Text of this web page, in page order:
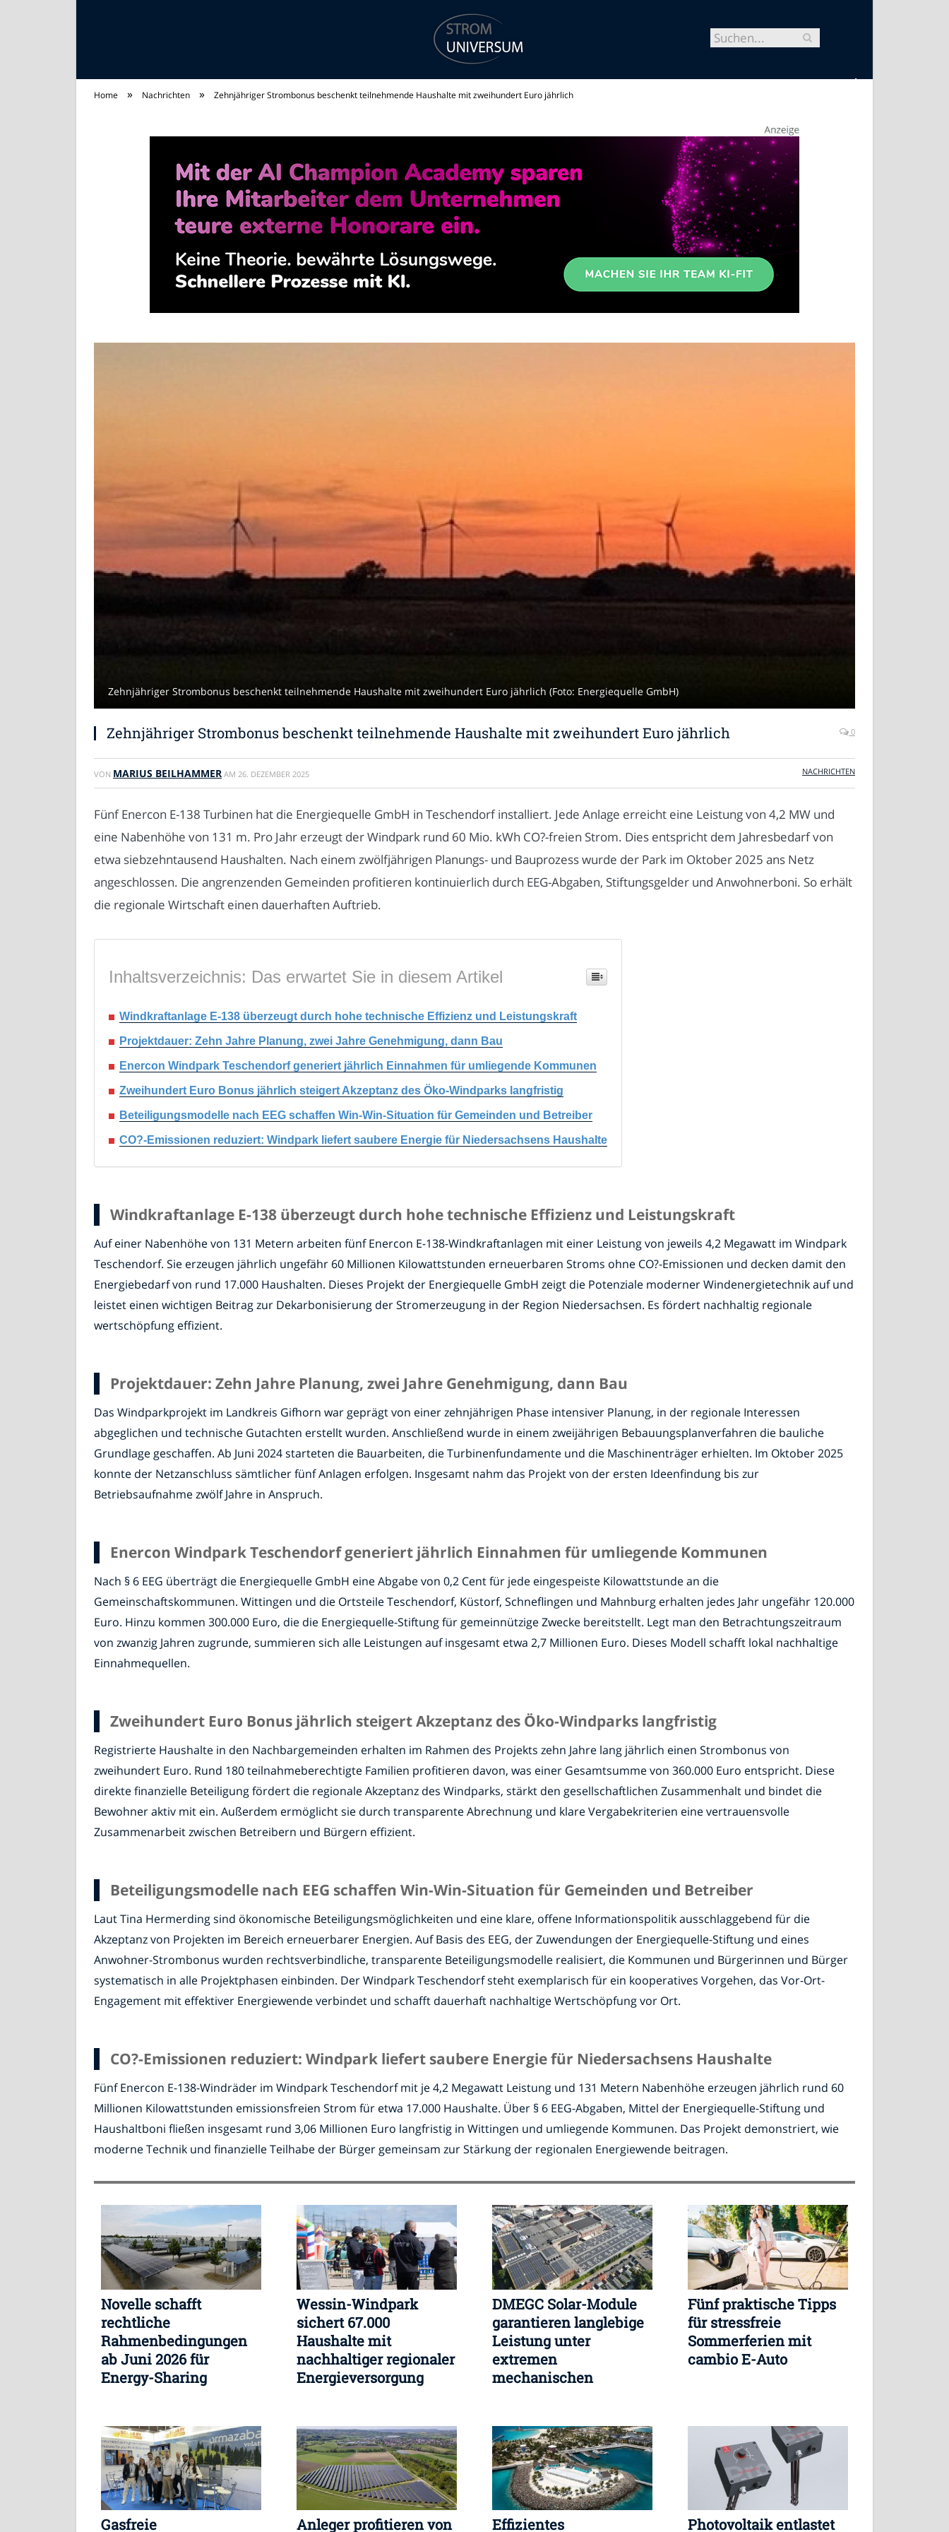
Home » Nachrichten » Zehnjähriger Strombonus beschenkt teilnehmende Haushalte mit zweihundert Euro jährlich
Zehnjähriger Strombonus beschenkt teilnehmende Haushalte mit zweihundert Euro jährlich (Foto: Energiequelle GmbH)
Zehnjähriger Strombonus beschenkt teilnehmende Haushalte mit zweihundert Euro jährlich 0
VON MARIUS BEILHAMMER AM 26. DEZEMBER 2025 NACHRICHTEN
Fünf Enercon E-138 Turbinen hat die Energiequelle GmbH in Teschendorf installiert. Jede Anlage erreicht eine Leistung von 4,2 MW und
eine Nabenhöhe von 131 m. Pro Jahr erzeugt der Windpark rund 60 Mio. kWh CO?-freien Strom. Dies entspricht dem Jahresbedarf von
etwa siebzehntausend Haushalten. Nach einem zwölfjährigen Planungs- und Bauprozess wurde der Park im Oktober 2025 ans Netz
angeschlossen. Die angrenzenden Gemeinden profitieren kontinuierlich durch EEG-Abgaben, Stiftungsgelder und Anwohnerboni. So erhält
die regionale Wirtschaft einen dauerhaften Auftrieb.
Inhaltsverzeichnis: Das erwartet Sie in diesem Artikel
Windkraftanlage E-138 überzeugt durch hohe technische Effizienz und Leistungskraft
Projektdauer: Zehn Jahre Planung, zwei Jahre Genehmigung, dann Bau
Enercon Windpark Teschendorf generiert jährlich Einnahmen für umliegende Kommunen
Zweihundert Euro Bonus jährlich steigert Akzeptanz des Öko-Windparks langfristig
Beteiligungsmodelle nach EEG schaffen Win-Win-Situation für Gemeinden und Betreiber
CO?-Emissionen reduziert: Windpark liefert saubere Energie für Niedersachsens Haushalte
Windkraftanlage E-138 überzeugt durch hohe technische Effizienz und Leistungskraft
Auf einer Nabenhöhe von 131 Metern arbeiten fünf Enercon E-138-Windkraftanlagen mit einer Leistung von jeweils 4,2 Megawatt im Windpark
Teschendorf. Sie erzeugen jährlich ungefähr 60 Millionen Kilowattstunden erneuerbaren Stroms ohne CO?-Emissionen und decken damit den
Energiebedarf von rund 17.000 Haushalten. Dieses Projekt der Energiequelle GmbH zeigt die Potenziale moderner Windenergietechnik auf und
leistet einen wichtigen Beitrag zur Dekarbonisierung der Stromerzeugung in der Region Niedersachsen. Es fördert nachhaltig regionale
wertschöpfung effizient.
Projektdauer: Zehn Jahre Planung, zwei Jahre Genehmigung, dann Bau
Das Windparkprojekt im Landkreis Gifhorn war geprägt von einer zehnjährigen Phase intensiver Planung, in der regionale Interessen
abgeglichen und technische Gutachten erstellt wurden. Anschließend wurde in einem zweijährigen Bebauungsplanverfahren die bauliche
Grundlage geschaffen. Ab Juni 2024 starteten die Bauarbeiten, die Turbinenfundamente und die Maschinenträger erhielten. Im Oktober 2025
konnte der Netzanschluss sämtlicher fünf Anlagen erfolgen. Insgesamt nahm das Projekt von der ersten Ideenfindung bis zur
Betriebsaufnahme zwölf Jahre in Anspruch.
Enercon Windpark Teschendorf generiert jährlich Einnahmen für umliegende Kommunen
Nach § 6 EEG überträgt die Energiequelle GmbH eine Abgabe von 0,2 Cent für jede eingespeiste Kilowattstunde an die
Gemeinschaftskommunen. Wittingen und die Ortsteile Teschendorf, Küstorf, Schneflingen und Mahnburg erhalten jedes Jahr ungefähr 120.000
Euro. Hinzu kommen 300.000 Euro, die die Energiequelle-Stiftung für gemeinnützige Zwecke bereitstellt. Legt man den Betrachtungszeitraum
von zwanzig Jahren zugrunde, summieren sich alle Leistungen auf insgesamt etwa 2,7 Millionen Euro. Dieses Modell schafft lokal nachhaltige
Einnahmequellen.
Zweihundert Euro Bonus jährlich steigert Akzeptanz des Öko-Windparks langfristig
Registrierte Haushalte in den Nachbargemeinden erhalten im Rahmen des Projekts zehn Jahre lang jährlich einen Strombonus von
zweihundert Euro. Rund 180 teilnahmeberechtigte Familien profitieren davon, was einer Gesamtsumme von 360.000 Euro entspricht. Diese
direkte finanzielle Beteiligung fördert die regionale Akzeptanz des Windparks, stärkt den gesellschaftlichen Zusammenhalt und bindet die
Bewohner aktiv mit ein. Außerdem ermöglicht sie durch transparente Abrechnung und klare Vergabekriterien eine vertrauensvolle
Zusammenarbeit zwischen Betreibern und Bürgern effizient.
Beteiligungsmodelle nach EEG schaffen Win-Win-Situation für Gemeinden und Betreiber
Laut Tina Hermerding sind ökonomische Beteiligungsmöglichkeiten und eine klare, offene Informationspolitik ausschlaggebend für die
Akzeptanz von Projekten im Bereich erneuerbarer Energien. Auf Basis des EEG, der Zuwendungen der Energiequelle-Stiftung und eines
Anwohner-Strombonus wurden rechtsverbindliche, transparente Beteiligungsmodelle realisiert, die Kommunen und Bürgerinnen und Bürger
systematisch in alle Projektphasen einbinden. Der Windpark Teschendorf steht exemplarisch für ein kooperatives Vorgehen, das Vor-Ort-
Engagement mit effektiver Energiewende verbindet und schafft dauerhaft nachhaltige Wertschöpfung vor Ort.
CO?-Emissionen reduziert: Windpark liefert saubere Energie für Niedersachsens Haushalte
Fünf Enercon E-138-Windräder im Windpark Teschendorf mit je 4,2 Megawatt Leistung und 131 Metern Nabenhöhe erzeugen jährlich rund 60
Millionen Kilowattstunden emissionsfreien Strom für etwa 17.000 Haushalte. Über § 6 EEG-Abgaben, Mittel der Energiequelle-Stiftung und
Haushaltboni fließen insgesamt rund 3,06 Millionen Euro langfristig in Wittingen und umliegende Kommunen. Das Projekt demonstriert, wie
moderne Technik und finanzielle Teilhabe der Bürger gemeinsam zur Stärkung der regionalen Energiewende beitragen.
Novelle schafft
rechtliche
Rahmenbedingungen
ab Juni 2026 für
Energy-Sharing
Wessin-Windpark
sichert 67.000
Haushalte mit
nachhaltiger regionaler
Energieversorgung
DMEGC Solar-Module
garantieren langlebige
Leistung unter
extremen
mechanischen
Fünf praktische Tipps
für stressfreie
Sommerferien mit
cambio E-Auto
Gasfreie Anleger profitieren von Effizientes Photovoltaik entlastet